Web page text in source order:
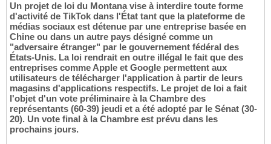
Un projet de loi du Montana vise à interdire toute forme
d'activité de TikTok dans l'État tant que la plateforme de
médias sociaux est détenue par une entreprise basée en
Chine ou dans un autre pays désigné comme un
"adversaire étranger" par le gouvernement fédéral des
États-Unis. La loi rendrait en outre illégal le fait que des
entreprises comme Apple et Google permettent aux
utilisateurs de télécharger l'application à partir de leurs
magasins d'applications respectifs. Le projet de loi a fait
l'objet d'un vote préliminaire à la Chambre des
représentants (60-39) jeudi et a été adopté par le Sénat (30-
20). Un vote final à la Chambre est prévu dans les
prochains jours.